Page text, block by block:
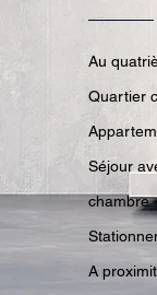
Au
Quartier
Séjour
chambre
A